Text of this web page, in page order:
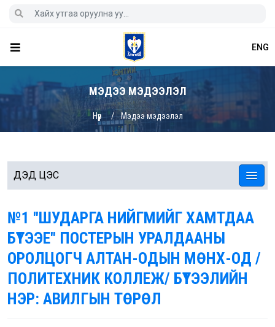
ENG
МЭДЭЭ МЭДЭЭЛЭЛ
Нүүр Мэдээ мэдээлэл
ДЭД ЦЭС
№1 "ШУДАРГА НИЙГМИЙГ ХАМТДАА
БҮТЭЭЕ" ПОСТЕРЫН УРАЛДААНЫ
ОРОЛЦОГЧ АЛТАН-ОДЫН МӨНХ-ОД /
ПОЛИТЕХНИК КОЛЛЕЖ/ БҮТЭЭЛИЙН
НЭР: АВИЛГЫН ТӨРӨЛ